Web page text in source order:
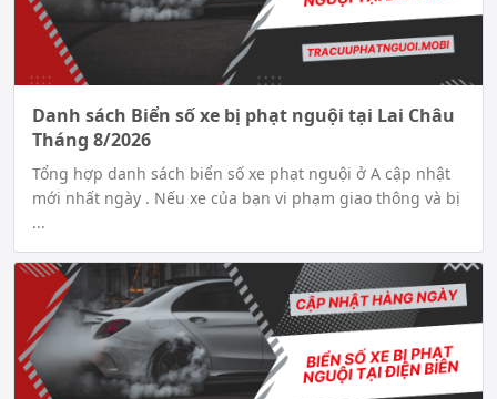
Danh sách Biển số xe bị phạt nguội tại Lai Châu
Tháng 8/2026
Tổng hợp danh sách biển số xe phạt nguội ở A cập nhật
mới nhất ngày . Nếu xe của bạn vi phạm giao thông và bị
...